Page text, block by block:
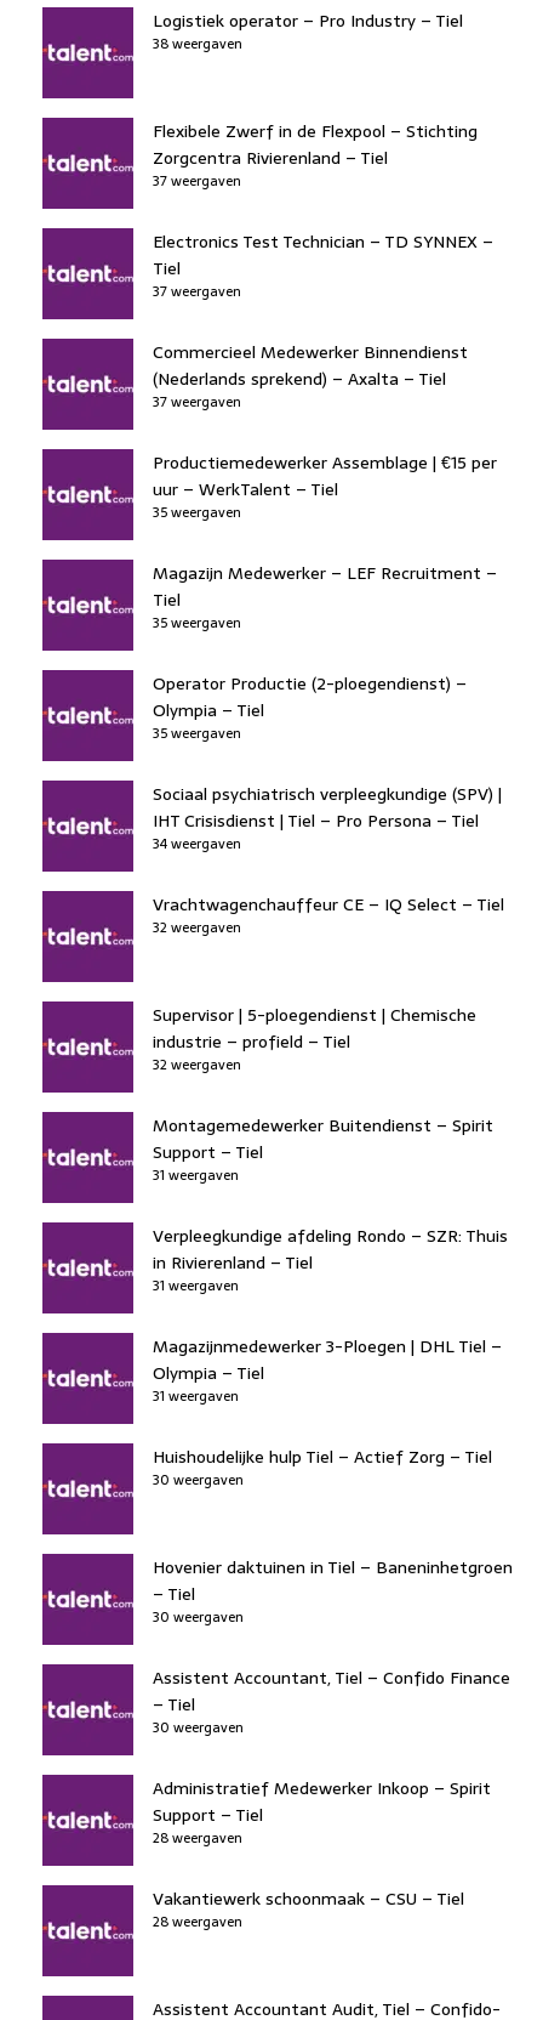
Logistiek operator – Pro Industry – Tiel
38 weergaven
Flexibele Zwerf in de Flexpool – Stichting
Zorgcentra Rivierenland – Tiel
37 weergaven
Electronics Test Technician – TD SYNNEX –
Tiel
37 weergaven
Commercieel Medewerker Binnendienst
(Nederlands sprekend) – Axalta – Tiel
37 weergaven
Productiemedewerker Assemblage | €15 per
uur – WerkTalent – Tiel
35 weergaven
Magazijn Medewerker – LEF Recruitment –
Tiel
35 weergaven
Operator Productie (2-ploegendienst) –
Olympia – Tiel
35 weergaven
Sociaal psychiatrisch verpleegkundige (SPV) |
IHT Crisisdienst | Tiel – Pro Persona – Tiel
34 weergaven
Vrachtwagenchauffeur CE – IQ Select – Tiel
32 weergaven
Supervisor | 5-ploegendienst | Chemische
industrie – profield – Tiel
32 weergaven
Montagemedewerker Buitendienst – Spirit
Support – Tiel
31 weergaven
Verpleegkundige afdeling Rondo – SZR: Thuis
in Rivierenland – Tiel
31 weergaven
Magazijnmedewerker 3-Ploegen | DHL Tiel –
Olympia – Tiel
31 weergaven
Huishoudelijke hulp Tiel – Actief Zorg – Tiel
30 weergaven
Hovenier daktuinen in Tiel – Baneninhetgroen
– Tiel
30 weergaven
Assistent Accountant, Tiel – Confido Finance
– Tiel
30 weergaven
Administratief Medewerker Inkoop – Spirit
Support – Tiel
28 weergaven
Vakantiewerk schoonmaak – CSU – Tiel
28 weergaven
Assistent Accountant Audit, Tiel – Confido-